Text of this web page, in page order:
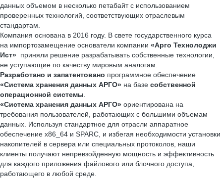
данных объемом в несколько петабайт с использованием
проверенных технологий, соответствующих отраслевым
стандартам.
Компания основана в 2016 году. В свете государ­ственного курса
на импорто­замещение основатели компании «Арго Технолоджи
Ист» приняли решение разрабатывать собственные технологии,
не уступающие по качеству мировым аналогам.
Разработано и запатентовано программное обеспечение
«Система хранения данных АРГО» на базе собственной
операционной системы
«Система хранения данных АРГО» ориентирована на
требования пользователей, работающих с большими объемам
данных. Используя стандартное для отрасли аппаратное
обеспечение x86_64 и SPARC, и избегая необходимости установки
накопителей в сервера или специальных протоколов, наши
клиенты получают непревзойденную мощность и эффективность
для каждого приложения файлового или блочного доступа,
работающего в любой среде.